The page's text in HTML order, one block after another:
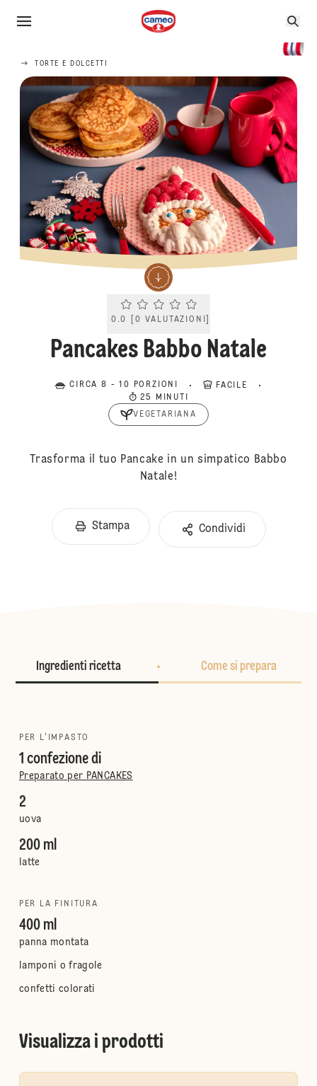
TORTE E DOLCETTI
Current rating 0.0. Click to rate.
0.0 0 VALUTAZIONI
Pancakes Babbo Natale
CIRCA 8 - 10 PORZIONI
FACILE
25 MINUTI
VEGETARIANA
Trasforma il tuo Pancake in un simpatico Babbo
Natale!
Stampa Condividi
Ingredienti ricetta Come si prepara
PER L'IMPASTO
1 confezione di
Preparato per PANCAKES
2
uova
200 ml
latte
PER LA FINITURA
400 ml
panna montata
lamponi o fragole
confetti colorati
Visualizza i prodotti